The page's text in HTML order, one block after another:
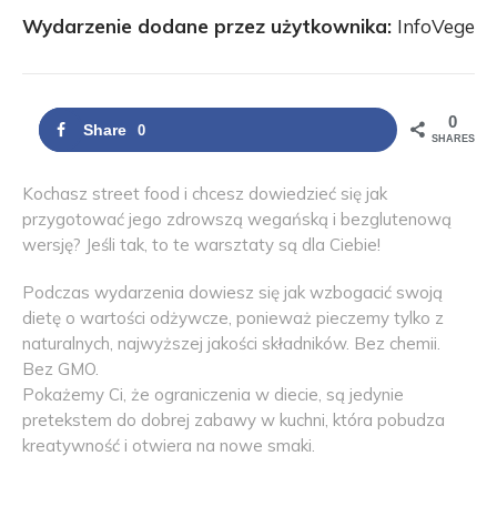
Wydarzenie dodane przez użytkownika: InfoVege
Share 0 0
SHARES
Kochasz street food i chcesz dowiedzieć się jak
przygotować jego zdrowszą wegańską i bezglutenową
wersję? Jeśli tak, to te warsztaty są dla Ciebie!
Podczas wydarzenia dowiesz się jak wzbogacić swoją
dietę o wartości odżywcze, ponieważ pieczemy tylko z
naturalnych, najwyższej jakości składników. Bez chemii.
Bez GMO.
Pokażemy Ci, że ograniczenia w diecie, są jedynie
pretekstem do dobrej zabawy w kuchni, która pobudza
kreatywność i otwiera na nowe smaki.